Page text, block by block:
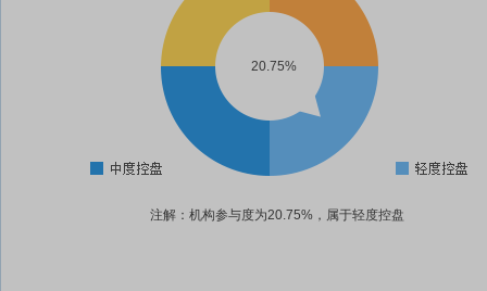
20.75%
注解：机构参与度为20.75%，属于轻度控盘